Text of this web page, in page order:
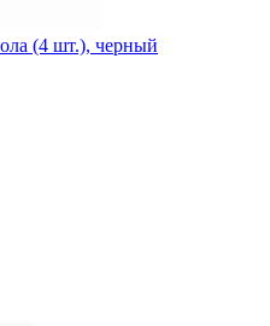
(4 шт.), черный